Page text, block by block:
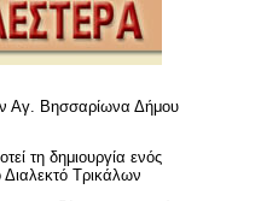
Αγ. Βησσαρίωνα Δήμου
τη δημιουργία ενός
Τρικάλων